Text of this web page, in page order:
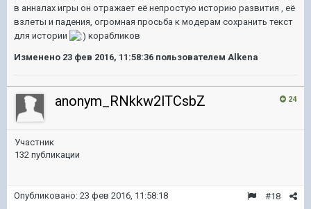
в анналах игры он отражает её непростую историю развития , её
взлеты и падения, огромная просьба к модерам сохранить текст
для истории
корабликов
Изменено 23 фев 2016, 11:58:36 пользователем Alkena
24
anonym_RNkkw2lTCsbZ
Участник
132 публикации
#18
Опубликовано: 23 фев 2016, 11:58:18